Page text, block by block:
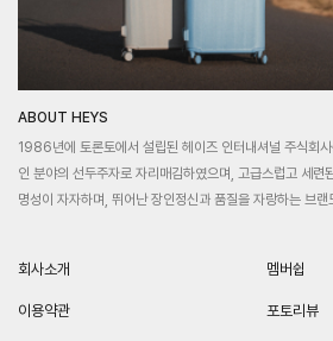
ABOUT HEYS
1986년에 토론토에서 설립된 헤이즈 인터내셔널 주식회
인 분야의 선두주자로 자리매김하였으며, 고급스럽고 세련
명성이 자자하며, 뛰어난 장인정신과 품질을 자랑하는 브
회사소개
이용약관
멤버쉽
포토리뷰